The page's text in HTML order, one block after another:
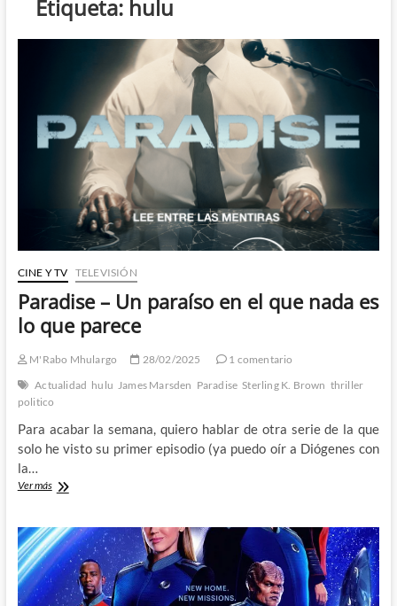
Etiqueta: hulu
CINE Y TV TELEVISIÓN
Paradise – Un paraíso en el que nada es
lo que parece
M'Rabo Mhulargo 28/02/2025
1 comentario
Actualidad hulu James Marsden Paradise Sterling K. Brown thriller
politico
Para acabar la semana, quiero hablar de otra serie de la que
solo he visto su primer episodio (ya puedo oír a Diógenes con
la…
Ver másParadise
paraíso
en
el
que
nada